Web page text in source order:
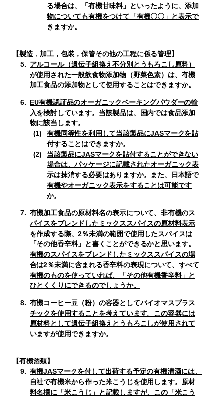
る場合は、「有機甘味料」といったように、添加
物についても有機をつけて「有機〇〇」と表示で
きますか。
【製造，加工，包装，保管その他の工程に係る管理】
5. アルコール（遺伝子組換え不分別とうもろこし原料）
が使用された一般飲食物添加物（野菜色素）は、有機
加工食品の添加物として使用することはできますか。
6. EU有機認証品のオーガニックベーキングパウダーの輸
入を検討しています。当該製品は、国内では食品添加
物に該当します。
有機同等性を利用して当該製品にJASマークを貼
付することはできますか。
当該製品にJASマークを貼付することができない
場合は、パッケージに記載されたオーガニック表
示は抹消する必要はありますか。また、日本語で
有機やオーガニック表示をすることは可能です
か。
7. 有機加工食品の原材料名の表示について、非有機のス
パイスをブレンドしたミックススパイスの原材料表示
を作成する際、2％未満の範囲で使用したスパイスは
「その他香辛料」と書くことができるかと思います。
有機のスパイスをブレンドしたミックススパイスの場
合は2％未満に含まれる香辛料の表現について、すべて
有機のものを使っていれば、「その他有機香辛料」と
ひとくくりにできるのでしょうか。
8. 有機コーヒー豆（粉）の容器としてバイオマスプラス
チックを使用することを考えています。この容器には
原材料として遺伝子組換えとうもろこしが使用されて
いますが使用できますか。
【有機酒類】
9. 有機JASマークを付して出荷する予定の有機清酒には、
自社で有機米から作った米こうじを使用します。原材
料名欄に「米こうじ」と記載しますが、この「米こう